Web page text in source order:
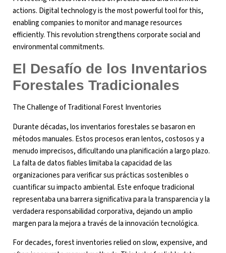
actions. Digital technology is the most powerful tool for this,
enabling companies to monitor and manage resources
efficiently. This revolution strengthens corporate social and
environmental commitments.
El Desafío de los Inventarios
Forestales Tradicionales
The Challenge of Traditional Forest Inventories
Durante décadas, los inventarios forestales se basaron en
métodos manuales. Estos procesos eran lentos, costosos y a
menudo imprecisos, dificultando una planificación a largo plazo.
La falta de datos fiables limitaba la capacidad de las
organizaciones para verificar sus prácticas sostenibles o
cuantificar su impacto ambiental. Este enfoque tradicional
representaba una barrera significativa para la transparencia y la
verdadera responsabilidad corporativa, dejando un amplio
margen para la mejora a través de la innovación tecnológica.
For decades, forest inventories relied on slow, expensive, and